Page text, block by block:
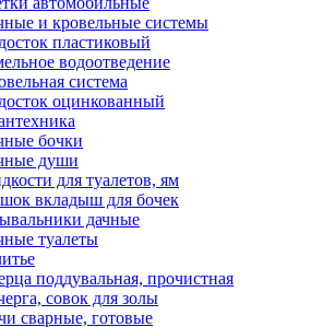
и кровельные системы
пластиковый
водоотведение
система
оцинкованный
бочки
души
для туалетов, ям
вкладыш для бочек
дачные
туалеты
поддувальная, прочистная
совок для золы
сварные, готовые